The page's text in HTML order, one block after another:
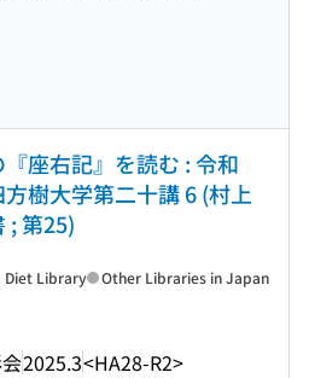
座右記』を読む : 令和
樹大学第二十講 6 (村上
; 第25)
2025.3<HA28-R2>
Diet Library Other Libraries in Japan